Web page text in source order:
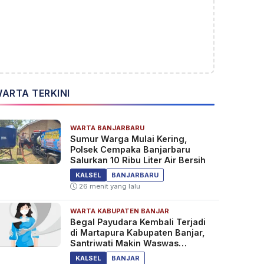
TERKINI
WARTA BANJARBARU
Sumur Warga Mulai Kering,
Polsek Cempaka Banjarbaru
Salurkan 10 Ribu Liter Air Bersih
KALSEL
BANJARBARU
26 menit yang lalu
WARTA KABUPATEN BANJAR
Begal Payudara Kembali Terjadi
di Martapura Kabupaten Banjar,
Santriwati Makin Waswas
Melintas
KALSEL BANJAR